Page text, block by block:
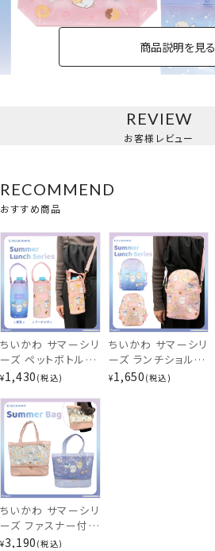
ファスナー付きバッグ
商品説明を見る
REVIEW
お客様レビュー
RECOMMEND
おすすめ商品
ちいかわ サマーシリ
ーズ ペットボトルホ
ルダー ＜星空/ドー
shobido
¥1,430 税込
ちいかわ サマーシリ
ーズ ランチショルダ
ーバッグ ＜星空/ド
¥1,650 税込
ちいかわ サマーシリ
ーズ ファスナー付き
バッグ ＜星空/ドー
¥3,190 税込